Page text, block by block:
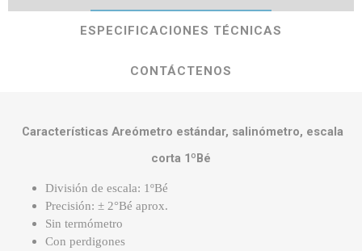
ESPECIFICACIONES TÉCNICAS
CONTÁCTENOS
Características Areómetro estándar, salinómetro, escala
corta 1ºBé
División de escala: 1ºBé
Precisión: ± 2°Bé aprox.
Sin termómetro
Con perdigones